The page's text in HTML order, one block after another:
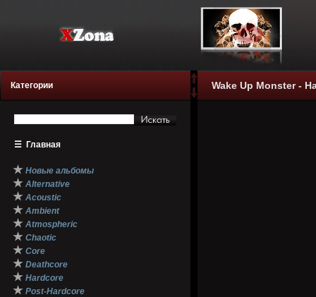
Категории
☰ Главная
★ Новые альбомы
★ Alternative
★ Acoustic
★ Ambient
★ Atmospheric
★ Chaotic
★ Core
★ Deathcore
★ Hardcore
★ Post-Hardcore
Wake Up Monster -